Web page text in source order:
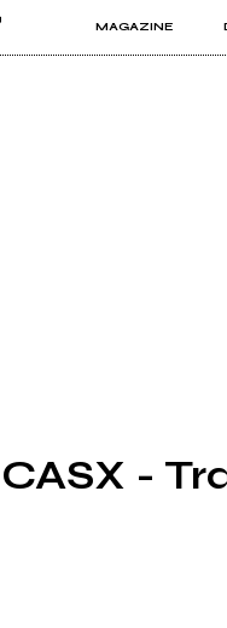
MAGAZINE
INSIDER
CASX -